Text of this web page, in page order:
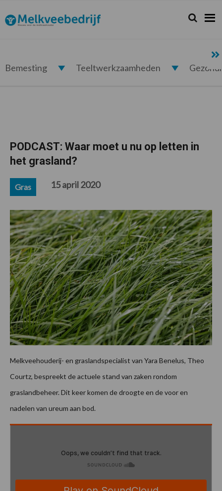
de
hoofdnavigatie
de
hoofd
de
eerste
de
voettekst
Melkveebedrijf.nl Zoeken...
Zoek
Bemesting Teeltwerkzaamheden
PODCAST: Waar moet u nu op letten in
het grasland?
Gras 15 april 2020
Melkveehouderij- en graslandspecialist van Yara Benelus, Theo
Courtz, bespreekt de actuele stand van zaken rondom
graslandbeheer. Dit keer komen de droogte en de voor en
nadelen van ureum aan bod.